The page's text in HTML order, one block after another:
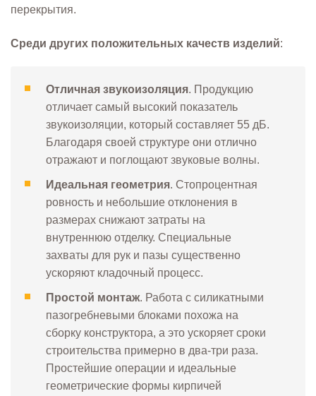
перекрытия.
Среди других положительных качеств изделий:
Отличная звукоизоляция. Продукцию
отличает самый высокий показатель
звукоизоляции, который составляет 55 дБ.
Благодаря своей структуре они отлично
отражают и поглощают звуковые волны.
Идеальная геометрия. Стопроцентная
ровность и небольшие отклонения в
размерах снижают затраты на
внутреннюю отделку. Специальные
захваты для рук и пазы существенно
ускоряют кладочный процесс.
Простой монтаж. Работа с силикатными
пазогребневыми блоками похожа на
сборку конструктора, а это ускоряет сроки
строительства примерно в два-три раза.
Простейшие операции и идеальные
геометрические формы кирпичей